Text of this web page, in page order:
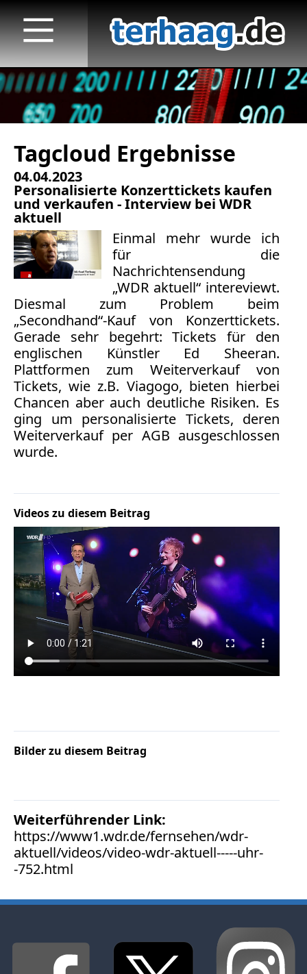
Tagcloud Ergebnisse
04.04.2023
Personalisierte Konzerttickets kaufen
und verkaufen - Interview bei WDR
aktuell
Einmal mehr wurde ich
für die
Nachrichtensendung
„WDR aktuell“ intereviewt.
Diesmal zum Problem beim
„Secondhand“-Kauf von Konzerttickets.
Gerade sehr begehrt: Tickets für den
englischen Künstler Ed Sheeran.
Plattformen zum Weiterverkauf von
Tickets, wie z.B. Viagogo, bieten hierbei
Chancen aber auch deutliche Risiken. Es
ging um personalisierte Tickets, deren
Weiterverkauf per AGB ausgeschlossen
wurde.
Videos zu diesem Beitrag
Bilder zu diesem Beitrag
Weiterführender Link:
https://www1.wdr.de/fernsehen/wdr-
aktuell/videos/video-wdr-aktuell-----uhr-
-752.html
Startseite
Veröffentlichungen
TV
Radio
print & online
Bücher
Vita
Kontakt
Datenschutz
Abmahnung
Aktuelle
Stunde
BGH
Beleidigung
Datenschutz
Ebay
Facebook
Fotorecht
Google
Meinungsfreiheit
Print
Radio
Sportwetten
TV
Urheberrecht
Volle